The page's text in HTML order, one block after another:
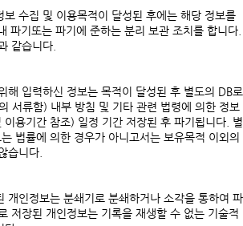
보 수집 및 이용목적이 달성된 후에는 해당 정보를
파기또는 파기에 준하는 분리 보관 조치를 합니다.
같습니다.
해 입력하신 정보는 목적이 달성된 후 별도의 DB로
서류함) 내부 방침 및 기타 관련 법령에 의한 정보
용기간 참조) 일정 기간 저장된 후 파기됩니다. 별
법률에 의한 경우가 아니고서는 보유목적 이외의
습니다.
개인정보는 분쇄기로 분쇄하거나 소각을 통하여 파
저장된 개인정보는 기록을 재생할 수 없는 기술적